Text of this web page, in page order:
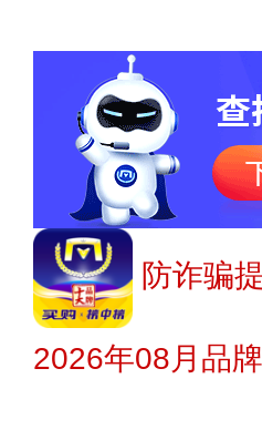
防诈骗
2026年08月品